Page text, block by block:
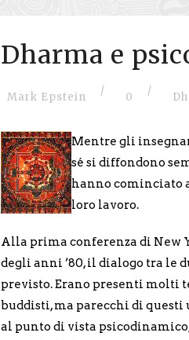
Dharma e
Mark Epstein / 0 /
Mentre gli
sé si diffondono
hanno cominciato
loro lavoro.
Alla prima conferenza di New
degli anni ’80, il dialogo tra le
previsto. Erano presenti molti
buddisti, ma parecchi di
al punto di vista